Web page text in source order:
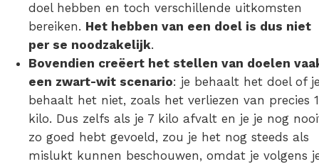
doel hebben en toch verschillende uitkomsten
bereiken. Het hebben van een doel is dus niet
per se noodzakelijk.
Bovendien creëert het stellen van doelen
een zwart-wit scenario: je behaalt het doel of
behaalt het niet, zoals het verliezen van precies
kilo. Dus zelfs als je 7 kilo afvalt en je je nog
zo goed hebt gevoeld, zou je het nog steeds als
mislukt kunnen beschouwen, omdat je volgens